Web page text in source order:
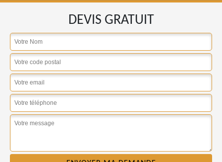
DEVIS GRATUIT